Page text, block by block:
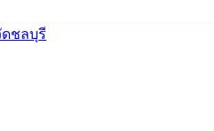
ไตรมาสที่ 3 ประจำ